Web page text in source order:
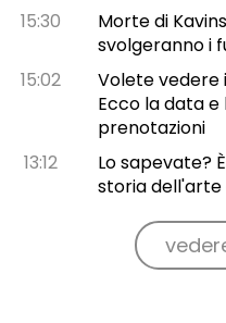
15:30
Morte di
svolgeranno i
15:02
Volete vedere
Ecco la data
prenotazioni
13:12
Lo sapevate?
storia dell'arte